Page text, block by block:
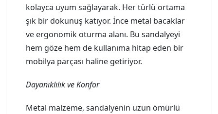
kolayca uyum sağlayarak. Her türlü ortama
şık bir dokunuş katıyor. İnce metal bacaklar
ve ergonomik oturma alanı. Bu sandalyeyi
hem göze hem de kullanıma hitap eden bir
mobilya parçası haline getiriyor.
Dayanıklılık ve Konfor
Metal malzeme, sandalyenin uzun ömürlü